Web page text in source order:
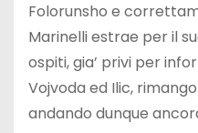
Folorunsho e
Marinelli estrae per il
ospiti, gia’ privi per
Vojvoda ed Ilic,
andando dunque